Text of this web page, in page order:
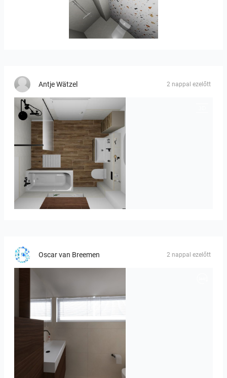
Banya2_1-01
Antje Wätzel 2 nappal ezelőtt
Kreideweiß
Oscar van Breemen 2 nappal ezelőtt
Badkamerhuis